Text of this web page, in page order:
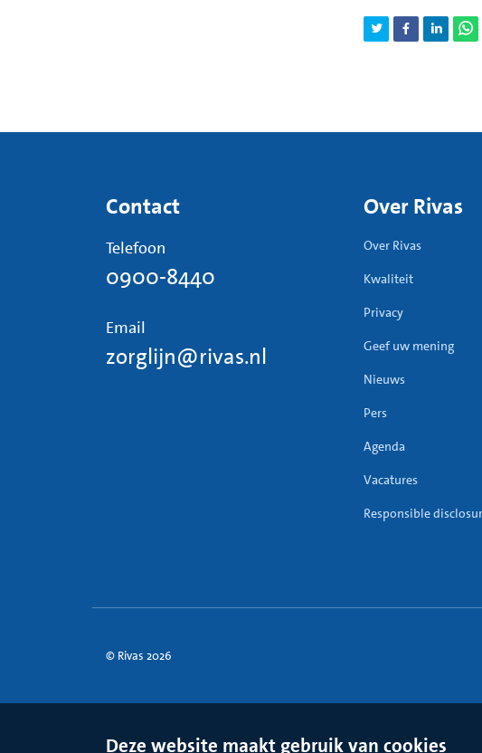
Contact
Telefoon
0900-8440
Email
zorglijn@rivas.nl
Over Rivas
Over Rivas
Kwaliteit
Privacy
Geef uw mening
Nieuws
Pers
Agenda
Vacatures
Responsible
© Rivas 2026
Deze website maakt gebruik van cookies